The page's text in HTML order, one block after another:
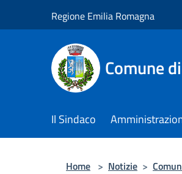
Regione Emilia Romagna
Comune
Il Sindaco
Home > Notizie >